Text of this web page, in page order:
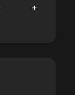
+